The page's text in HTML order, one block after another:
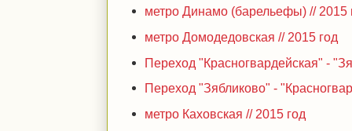
метро Динамо (барельефы) // 2015
метро Домодедовская // 2015 год
Переход "Красногвардейская" -
Переход "Зябликово" -
метро Каховская // 2015 год